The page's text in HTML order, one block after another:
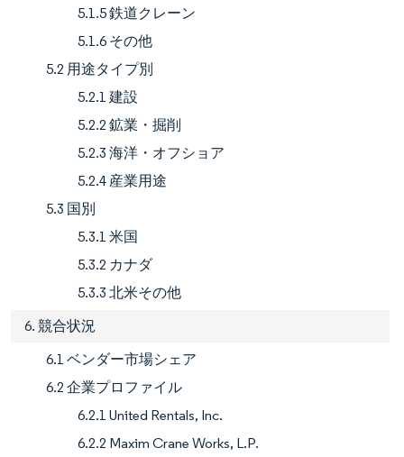
5.1.5 鉄道クレーン
5.1.6 その他
5.2 用途タイプ別
5.2.1 建設
5.2.2 鉱業・掘削
5.2.3 海洋・オフショア
5.2.4 産業用途
5.3 国別
5.3.1 米国
5.3.2 カナダ
5.3.3 北米その他
6. 競合状況
6.1 ベンダー市場シェア
6.2 企業プロファイル
6.2.1 United Rentals, Inc.
6.2.2 Maxim Crane Works, L.P.